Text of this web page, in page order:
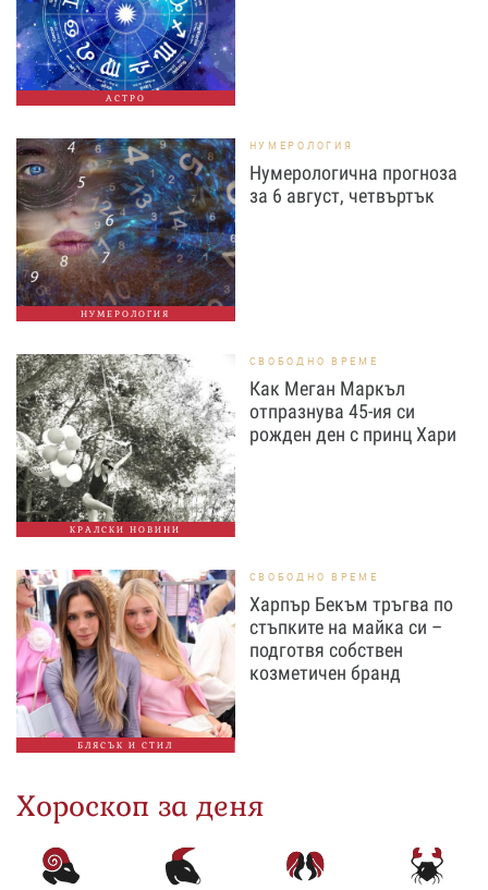
АСТРО
НУМЕРОЛОГИЯ
НУМЕРОЛОГИЯ
Нумерологична прогноза
за 6 август, четвъртък
КРАЛСКИ НОВИНИ
СВОБОДНО ВРЕМЕ
Как Меган Маркъл
отпразнува 45-ия си
рожден ден с принц Хари
БЛЯСЪК И СТИЛ
СВОБОДНО ВРЕМЕ
Харпър Бекъм тръгва по
стъпките на майка си –
подготвя собствен
козметичен бранд
Хороскоп за деня